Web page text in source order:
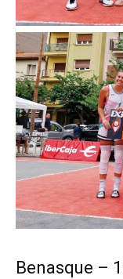
Benasque –